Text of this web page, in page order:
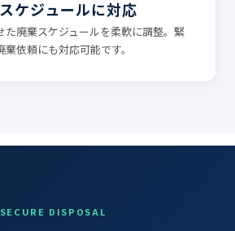
ケジュールに対応
た廃棄スケジュールを柔軟に調整。緊
棄依頼にも対応可能です。
SECURE DISPOSAL